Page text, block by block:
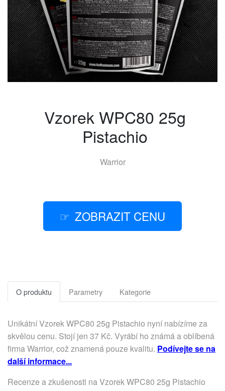
Vzorek WPC80 25g
Pistachio
Warrior
ZOBRAZIT CENU
O produktu Parametry Kategorie
Unikátní Vzorek WPC80 25g Pistachio nyní nabízíme za
skvělou cenu. Stojí jen 37 Kč. Vyrábí ho známá a oblíbená
firma Warrior, což znamená pouze kvalitu. Podívejte se na
další informace...
Recenze a zkušenosti na Vzorek WPC80 25g Pistachio